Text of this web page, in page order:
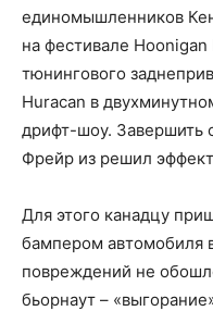
единомышленников
на фестивале
тюнингового
Huracan в
дрифт-шоу. Завершить
Фрейр из решил
Для этого канадцу
бампером автомобиля
повреждений не
бьорнаут –